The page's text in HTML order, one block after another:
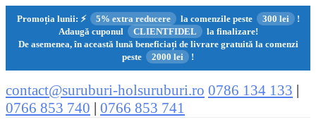
Promoția lunii: ⚡ 5% extra reducere la comenzile peste 300 lei
!
Adaugă cuponul
CLIENTFIDEL
la finalizare!
De asemenea, în această lună beneficiați de livrare gratuită la comenzi
peste
2000 lei !
contact@suruburi-holsuruburi.ro 0786 134 133 |
0766 853 740 | 0766 853 741